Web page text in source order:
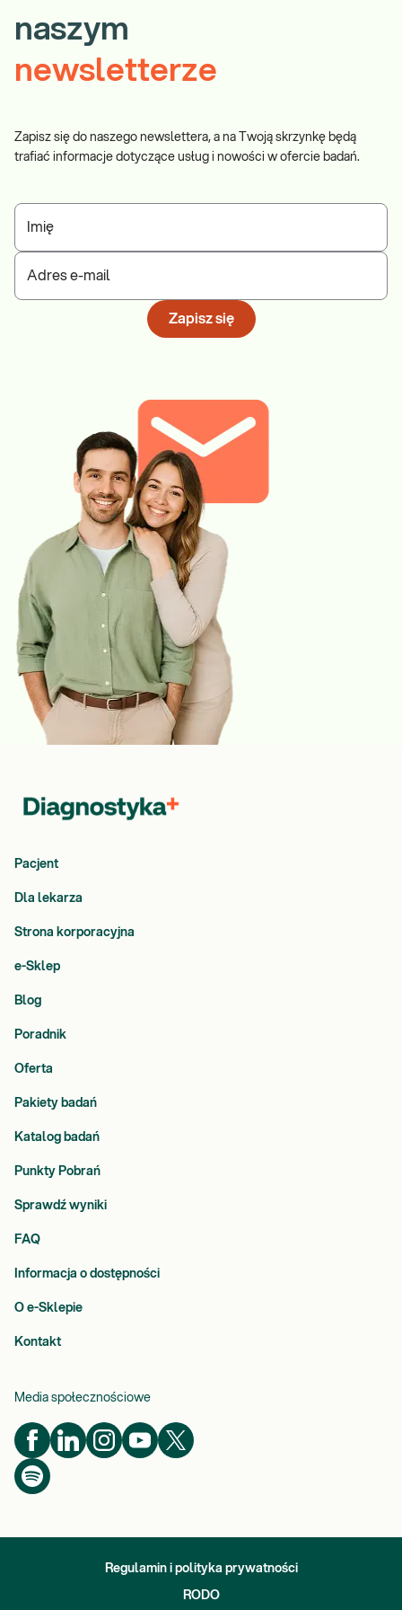
naszym
newsletterze
Zapisz się do naszego newslettera, a na Twoją skrzynkę będą
trafiać informacje dotyczące usług i nowości w ofercie badań.
Imię
Adres e-mail
Zapisz się
Pacjent
Dla lekarza
Strona korporacyjna
e-Sklep
Blog
Poradnik
Oferta
Pakiety badań
Katalog badań
Punkty Pobrań
Sprawdź wyniki
FAQ
Informacja o dostępności
O e-Sklepie
Kontakt
Media społecznościowe
Regulamin i polityka prywatności
RODO